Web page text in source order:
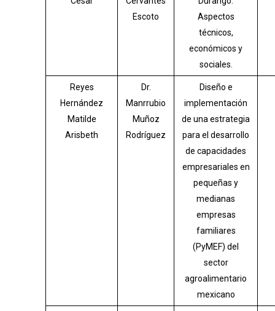
Escoto
Aspectos
técnicos,
económicos y
sociales.
Reyes
Hernández
Matilde
Arisbeth
Dr.
Manrrubio
Muñoz
Rodríguez
Diseño e
implementación
de una estrategia
para el desarrollo
de capacidades
empresariales en
pequeñas y
medianas
empresas
familiares
(PyMEF) del
sector
agroalimentario
mexicano